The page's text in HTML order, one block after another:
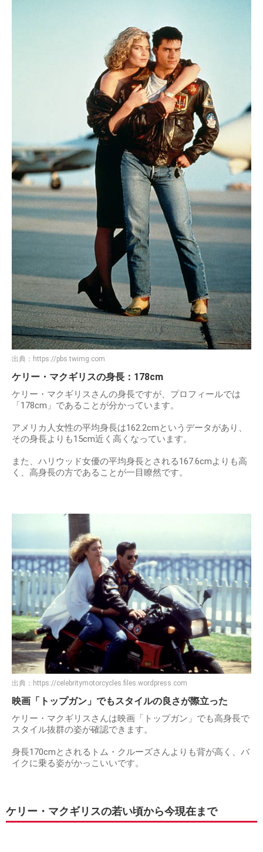
出典： https://pbs.twimg.com
ケリー・マクギリスの身長：178cm
ケリー・マクギリスさんの身長ですが、プロフィールでは
「178cm」であることが分かっています。
アメリカ人女性の平均身長は162.2cmというデータがあり、
その身長よりも15cm近く高くなっています。
また、ハリウッド女優の平均身長とされる167.6cmよりも高
く、高身長の方であることが一目瞭然です。
出典： https://celebritymotorcycles.files.wordpress.com
映画「トップガン」でもスタイルの良さが際立った
ケリー・マクギリスさんは映画「トップガン」でも高身長で
スタイル抜群の姿が確認できます。
身長170cmとされるトム・クルーズさんよりも背が高く、バ
イクに乗る姿がかっこいいです。
ケリー・マクギリスの若い頃から今現在まで